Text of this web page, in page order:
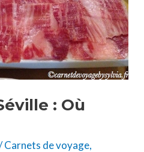
: Où
Carnets de voyage,